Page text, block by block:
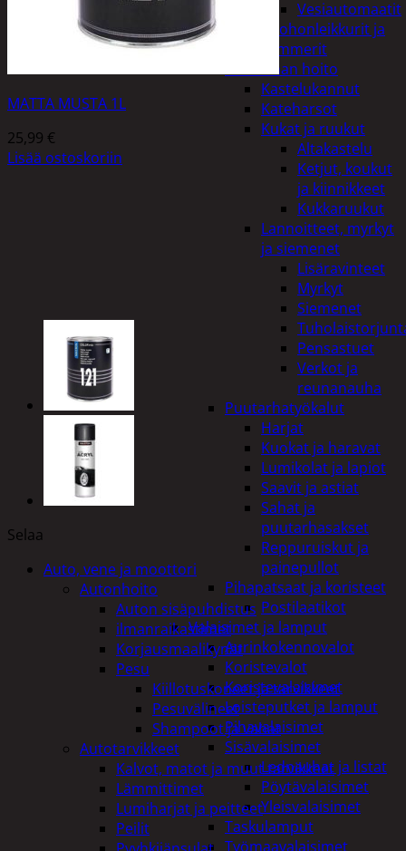
Vesiautomaatit
Ruohonleikkurit ja
trimmerit
Puutarhan hoito
Kastelukannut
Kateharsot
Kukat ja ruukut
Altakastelu
Ketjut, koukut
ja kiinnikkeet
Kukkaruukut
Lannoitteet, myrkyt
ja siemenet
Lisäravinteet
Myrkyt
Siemenet
Pensastuet
Verkot ja
reunanauha
Puutarhatyökalut
Harjat
Kuokat ja haravat
Lumikolat ja lapiot
Saavit ja astiat
Sahat ja
puutarhasakset
Reppuruiskut ja
painepullot
Pihapatsaat ja koristeet
Postilaatikot
Valaisimet ja lamput
Aurinkokennovalot
Koristevalot
Koristevalaisimet
Loisteputket ja lamput
Pihavalaisimet
Sisävalaisimet
Lednauhat ja listat
Pöytävalaisimet
Yleisvalaisimet
Taskulamput
Työmaavalaisimet
MATTA MUSTA 1L
25,99 €
Lisää ostoskoriin
Selaa
Auto, vene ja moottori
Autonhoito
Auton sisäpuhdistus
ilmanraikastimet
Korjausmaalikynät
Pesu
Kiillotuskoneet ja tarvikkeet
Pesuvälineet
Shampoot ja vahat
Autotarvikkeet
Kalvot, matot ja muut tarvikkeet
Lämmittimet
Lumiharjat ja peitteet
Peilit